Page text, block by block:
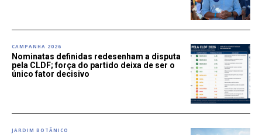
CAMPANHA 2026
Nominatas definidas redesenham a disputa
pela CLDF; força do partido deixa de ser o
único fator decisivo
JARDIM BOTÂNICO